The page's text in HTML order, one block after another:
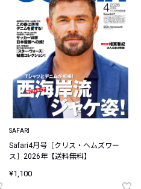
SAFARI
Safari4月号［クリス・ヘムズワー
ス］2026年【送料無料】
¥1,100